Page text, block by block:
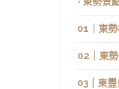
01｜東
02｜東
03｜東